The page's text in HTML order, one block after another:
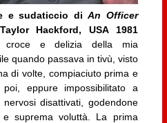
e sudaticcio diAn Officer
Hackford, USA 1981
e delizia della mia
quando passava in tivù, visto
di volte, compiaciuto prima e
eppure impossibilitato a
disattivati, godendone
suprema voluttà. La prima